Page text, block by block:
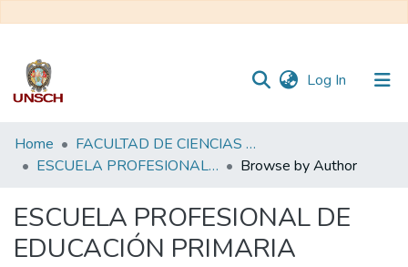
Log In (current)
Communities
&
All of DSpace
Home
FACULTAD DE CIENCIAS DE LA EDUCACIÓN
ESCUELA PROFESIONAL DE EDUCACIÓN PRIMARIA
Browse by Author
ESCUELA PROFESIONAL DE
EDUCACIÓN PRIMARIA